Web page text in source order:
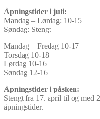
Åpningstider i juli:
Mandag – Lørdag: 10-15
Søndag: Stengt
Mandag – Fredag 10-17
Torsdag 10-18
Lørdag 10-16
Søndag 12-16
Åpningstider i påsken:
Stengt fra 17. april til og med
åpningstider.